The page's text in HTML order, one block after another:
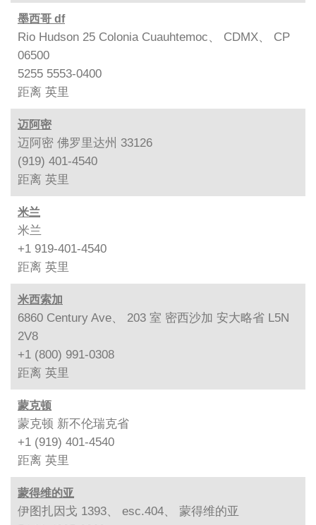
墨西哥 df
Rio Hudson 25 Colonia Cuauhtemoc、 CDMX、 CP
06500
5255 5553-0400
距离 英里
迈阿密
迈阿密 佛罗里达州 33126
(919) 401-4540
距离 英里
米兰
米兰
+1 919-401-4540
距离 英里
米西索加
6860 Century Ave、 203 室 密西沙加 安大略省 L5N
2V8
+1 (800) 991-0308
距离 英里
蒙克顿
蒙克顿 新不伦瑞克省
+1 (919) 401-4540
距离 英里
蒙得维的亚
伊图扎因戈 1393、 esc.404、 蒙得维的亚